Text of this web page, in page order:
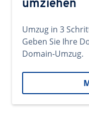
umziehen
Umzug in 3
Geben Sie Ihre
Domain-Umzug.